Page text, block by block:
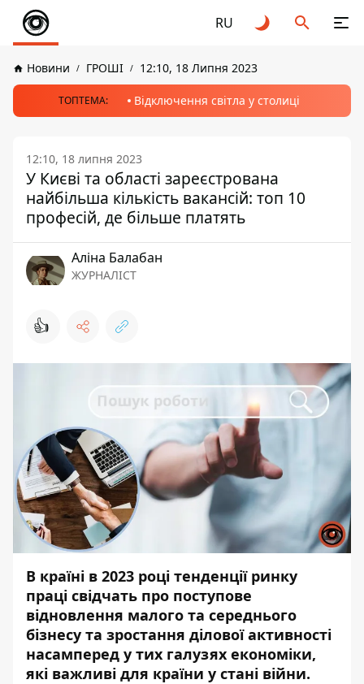
RU
Новини ГРОШІ 12:10, 18 Липня 2023
ТОПТЕМА: Відключення світла у столиці
12:10, 18 липня 2023
У Києві та області зареєстрована
найбільша кількість вакансій: топ 10
професій, де більше платять
Аліна Балабан
ЖУРНАЛІСТ
👍
В країні в 2023 році тенденції ринку
праці свідчать про поступове
відновлення малого та середнього
бізнесу та зростання ділової активності
насамперед у тих галузях економіки,
які важливі для країни у стані війни.